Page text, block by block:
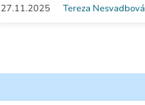
27.11.2025 Tereza Nesvadbová